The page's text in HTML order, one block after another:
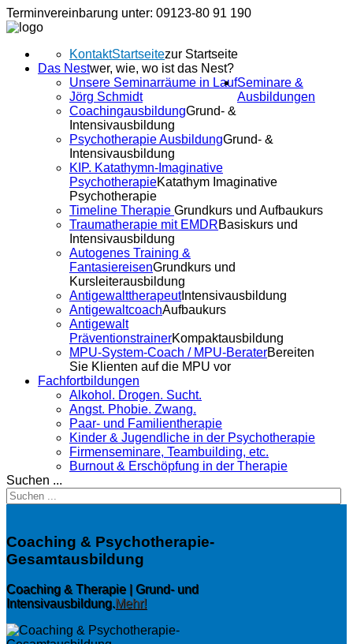
Terminvereinbarung unter: 09123-80 91 190
Startseitezur Startseite
Kontakt
Das Nestwer, wie, wo ist das Nest?
Unsere Seminarräume in Lauf
Jörg Schmidt
Seminare &
Ausbildungen
CoachingausbildungGrund- &
Intensivausbildung
Psychotherapie AusbildungGrund- &
Intensivausbildung
KIP. Katathymn-Imaginative
PsychotherapieKatathym Imaginative
Psychotherapie
Timeline Therapie Grundkurs und Aufbaukurs
Traumatherapie mit EMDRBasiskurs und
Intensivausbildung
Autogenes Training &
FantasiereisenGrundkurs und
Kursleiterausbildung
AntigewalttherapeutIntensivausbildung
AntigewaltcoachAufbaukurs
Antigewalt
PräventionstrainerKompaktausbildung
MPU-System-Coach / MPU-BeraterBereiten
Sie Klienten auf die MPU vor
Fachfortbildungen
Alkohol. Drogen. Sucht.
Angst. Phobie. Zwang.
Paar- und Familientherapie
Kinder & Jugendliche in der Psychotherapie
Firmenseminare, Teambuilding, etc.
Burnout & Erschöpfung in der Therapie
Suchen ...
Coaching & Psychotherapie-
Gesamtausbildung
Coaching & Therapie | Grund- und
Intensivausbildung.Mehr!